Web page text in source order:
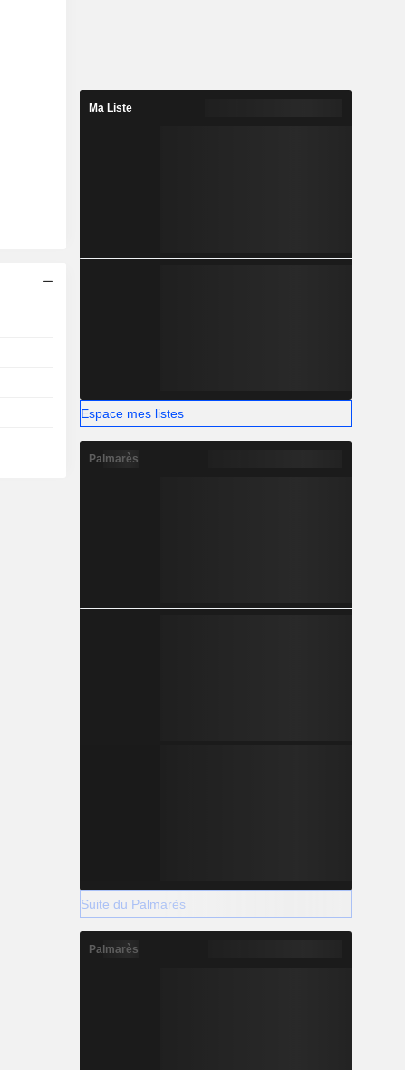
Ma Liste
Espace mes listes
Palmarès
Suite du Palmarès
Palmarès